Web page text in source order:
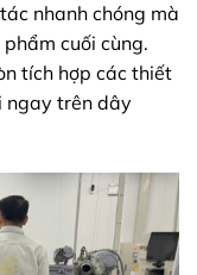
nhanh chóng mà
cuối cùng.
tích hợp các thiết
ngay trên dây